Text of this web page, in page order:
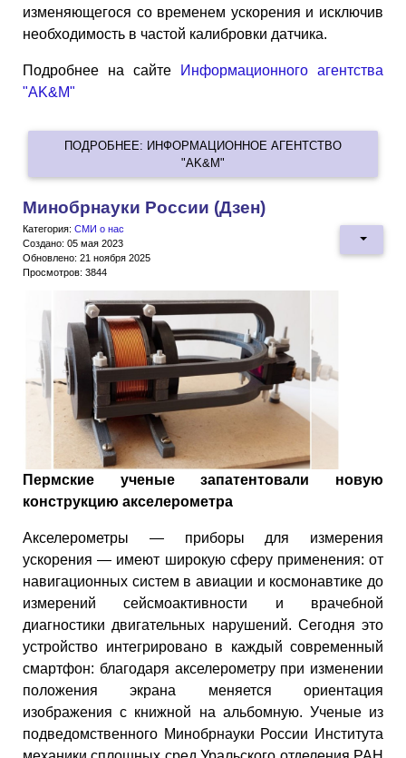
изменяющегося со временем ускорения и исключив
необходимость в частой калибровки датчика.
Подробнее на сайте
Информационного агентства
"AK&M"
ПОДРОБНЕЕ: ИНФОРМАЦИОННОЕ АГЕНТСТВО
"AK&M"
Минобрнауки России (Дзен)
Категория: СМИ о нас
Создано: 05 мая 2023
Обновлено: 21 ноября 2025
Просмотров: 3844
Пермские ученые запатентовали новую
конструкцию акселерометра
Акселерометры — приборы для измерения
ускорения — имеют широкую сферу применения: от
навигационных систем в авиации и космонавтике до
измерений сейсмоактивности и врачебной
диагностики двигательных нарушений. Сегодня это
устройство интегрировано в каждый современный
смартфон: благодаря акселерометру при изменении
положения экрана меняется ориентация
изображения с книжной на альбомную. Ученые из
подведомственного Минобрнауки России Института